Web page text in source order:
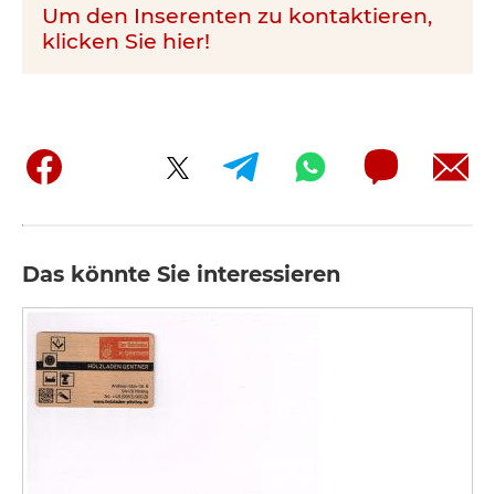
Um den Inserenten zu kontaktieren,
klicken Sie hier!
Das könnte Sie interessieren